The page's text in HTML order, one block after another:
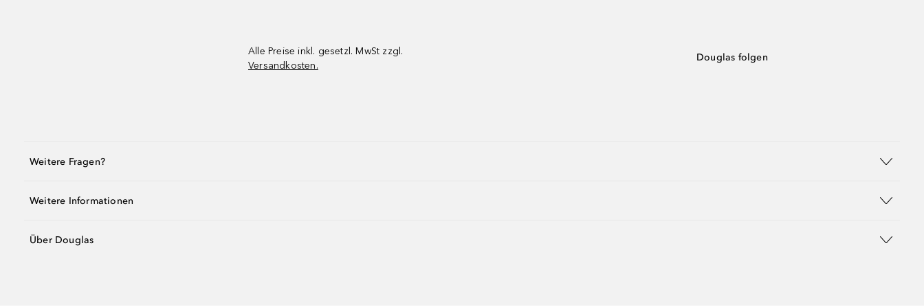
Alle Preise inkl. gesetzl. MwSt zzgl.
Versandkosten.
Douglas folgen
Weitere Fragen?
Weitere Informationen
Über Douglas